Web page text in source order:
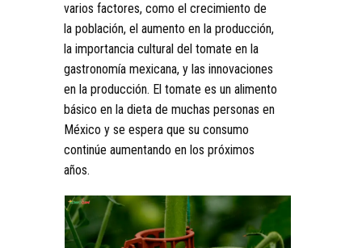
varios factores, como el crecimiento de
la población, el aumento en la producción,
la importancia cultural del tomate en la
gastronomía mexicana, y las innovaciones
en la producción. El tomate es un alimento
básico en la dieta de muchas personas en
México y se espera que su consumo
continúe aumentando en los próximos
años.